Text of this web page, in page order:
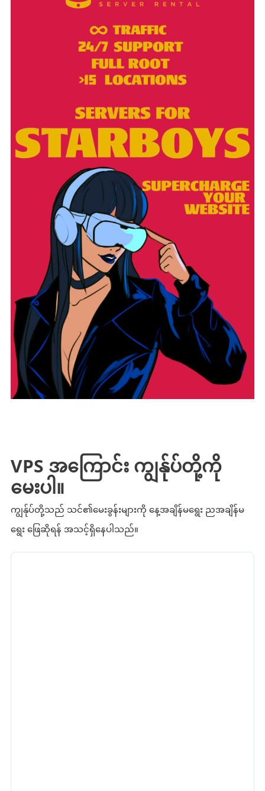
VPS အကြောင်း ကျွန်ုပ်တို့ကို
မေးပါ။
ကျွန်ုပ်တို့သည် သင်၏မေးခွန်းများကို နေ့အချိန်မရွေး ညအချိန်မ
ရွေး ဖြေဆိုရန် အသင့်ရှိနေပါသည်။